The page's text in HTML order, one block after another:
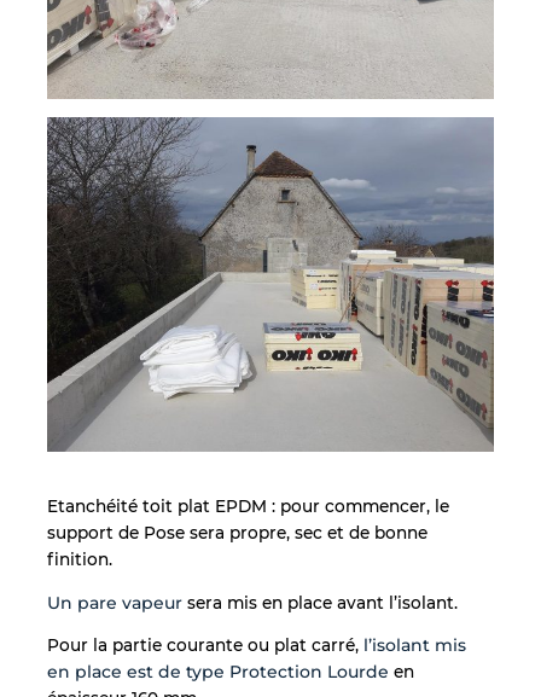
Etanchéité toit plat EPDM : pour commencer, le
support de Pose sera propre, sec et de bonne
finition.
Un pare vapeur sera mis en place avant l’isolant.
Pour la partie courante ou plat carré, l’isolant mis
en place est de type Protection Lourdeen